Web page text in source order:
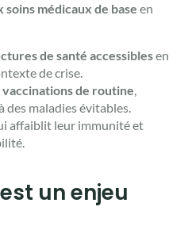
soins médicaux de base en
de santé accessiblesen
de crise.
vaccinations de routine
des maladies évitables.
affaiblit leur immunité et
un enjeu